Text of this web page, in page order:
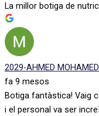
La millor botiga de
2029-AHMED MOHAMED
fa 9 mesos
Botiga fantàstica! Vaig
i el personal va ser